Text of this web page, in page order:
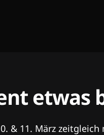
etwas
& 11. März